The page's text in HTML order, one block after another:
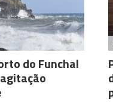
do Funchal